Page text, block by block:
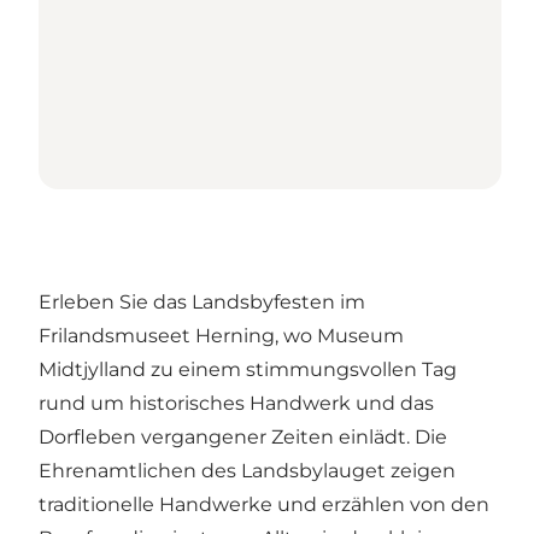
Erleben Sie das Landsbyfesten im
Frilandsmuseet Herning, wo Museum
Midtjylland zu einem stimmungsvollen Tag
rund um historisches Handwerk und das
Dorfleben vergangener Zeiten einlädt. Die
Ehrenamtlichen des Landsbylauget zeigen
traditionelle Handwerke und erzählen von den